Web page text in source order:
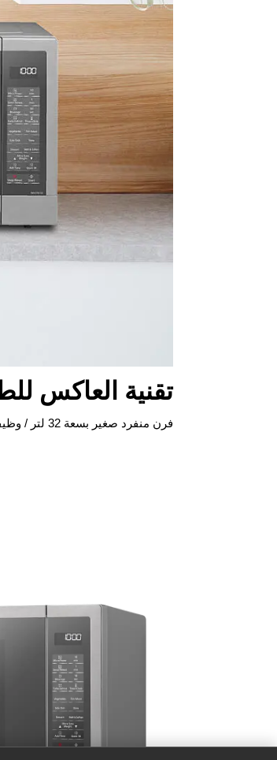
تقنية العاكس
فرن منفرد صغير بسعة 32 لتر / وظيفة Quick 30 بقدرة 1000 / مصباح صديق للبيئة ومُنير / تقنية العاكس